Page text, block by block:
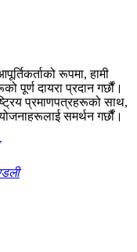
रूपमा, हामी
पूर्ण दायरा प्रदान गर्छौं।
प्रमाणपत्रहरूको साथ,
समर्थन गर्छौं।